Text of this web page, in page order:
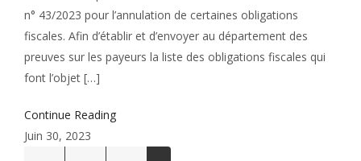
n° 43/2023 pour l’annulation de certaines obligations
fiscales. Afin d’établir et d’envoyer au département des
preuves sur les payeurs la liste des obligations fiscales qui
font l’objet […]
Continue Reading
Juin 30, 2023